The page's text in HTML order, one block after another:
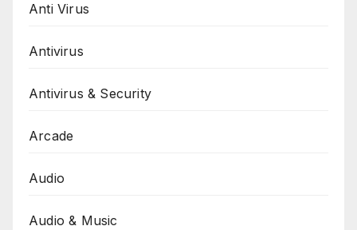
Anti Virus
Antivirus
Antivirus & Security
Arcade
Audio
Audio & Music